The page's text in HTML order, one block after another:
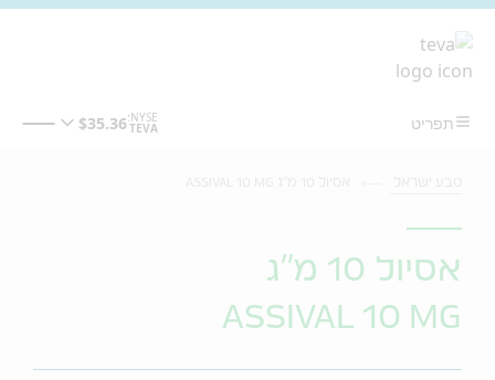
אסיול 10 מ"ג
ASSIVAL 10 MG